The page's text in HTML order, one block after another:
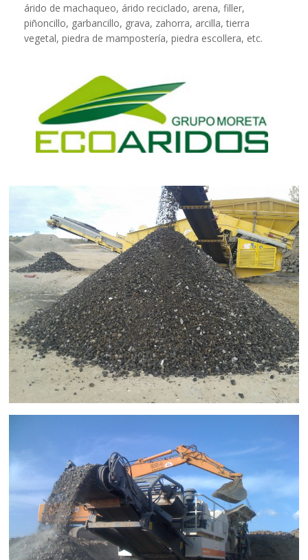
árido de machaqueo, árido reciclado, arena, filler,
piñoncillo, garbancillo, grava, zahorra, arcilla, tierra
vegetal, piedra de mampostería, piedra escollera, etc.